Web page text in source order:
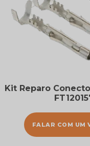
Kit Reparo
FALAR COM UM